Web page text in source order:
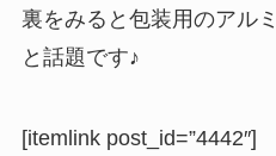
裏をみると包装用のアル
と話題です♪
[itemlink post_id=”4442″]